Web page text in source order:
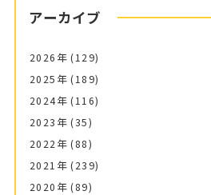
アーカイブ
2026年 (129)
2025年 (189)
2024年 (116)
2023年 (35)
2022年 (88)
2021年 (239)
2020年 (89)